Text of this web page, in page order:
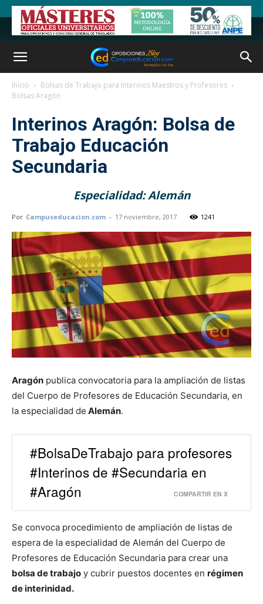
Inicio
Bolsas de Trabajo para Interinos Maestros y Profesores
Bolsas Aragón
Interinos Aragón: Bolsa de
Trabajo Educación
Secundaria
Especialidad: Alemán
Por Campuseducacion.com - 17 noviembre, 2017 1241
Aragón publica convocatoria para la ampliación de listas
del Cuerpo de Profesores de Educación Secundaria, en
la especialidad de Alemán.
#BolsaDeTrabajo para profesores
#Interinos de #Secundaria en
#Aragón
COMPARTIR EN X
Se convoca procedimiento de ampliación de listas de
espera de la especialidad de Alemán del Cuerpo de
Profesores de Educación Secundaria para crear una
bolsa de trabajo y cubrir puestos docentes en régimen
de interinidad.